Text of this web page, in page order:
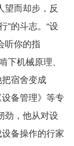
望而却步，反
”的斗志。“设
听你的指
下机械原理、
把宿舍变成
设备管理》等专
劲，他从对设
备操作的行家